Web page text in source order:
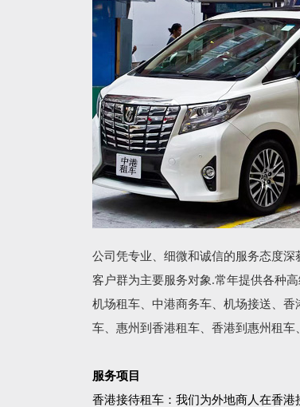
公司凭专业、细微和诚信的服务态度
客户群为主要服务对象.常年提供各种
机场租车、中港商务车、机场接送、
车、惠州到香港租车、香港到惠州租
服务项目
香港接待租车：我们为外地商人在香